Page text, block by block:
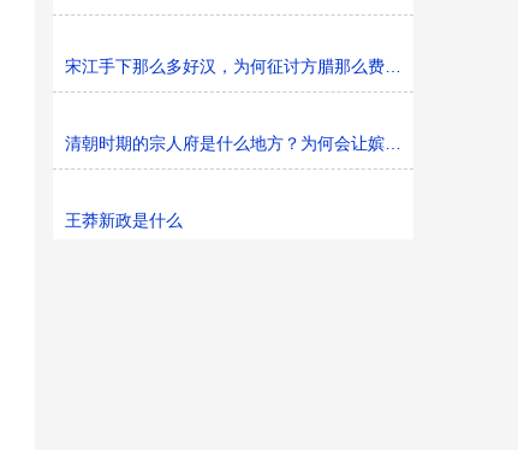
宋江手下那么多好汉，为何征讨方腊那么费劲？
清朝时期的宗人府是什么地方？为何会让嫔妃们吓到腿软
王莽新政是什么